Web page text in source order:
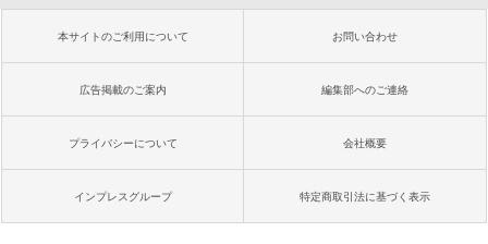
本サイトのご利用について お問い合わせ
広告掲載のご案内 編集部へのご連絡
プライバシーについて 会社概要
インプレスグループ 特定商取引法に基づく表示